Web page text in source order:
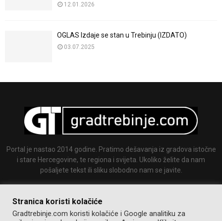
12.01.2026
OGLAS Izdaje se stan u Trebinju (IZDATO)
03.07.2025
Portal je nastao 2014 godine. Pratimo dešavanja iz gradova istočne
i stare Hercegovine, te regiona i svijeta. Ukoliko želite da nam
pošaljete tekst ili sliku slobodno nam se javite.
Stranica koristi kolačiće
Gradtrebinje.com koristi kolačiće i Google analitiku za